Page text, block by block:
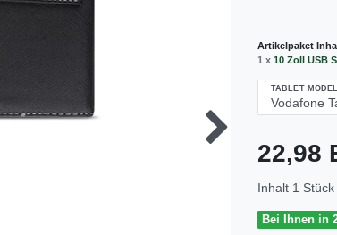
Artikelpaket
1 x 10 Zoll USB
TABLET
22,98
Inhalt 1 Stück
Bei Ihnen in